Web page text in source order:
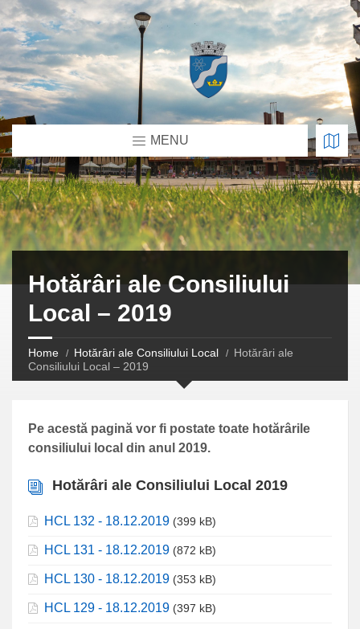
MENU
Hotărâri ale Consiliului
Local – 2019
Home Hotărâri ale Consiliului Local
Hotărâri ale
Consiliului Local – 2019
Pe acestă pagină vor fi postate toate hotărârile
consiliului local din anul 2019.
Hotărâri ale Consiliului Local 2019
HCL 132 - 18.12.2019 (399 kB)
HCL 131 - 18.12.2019 (872 kB)
HCL 130 - 18.12.2019 (353 kB)
HCL 129 - 18.12.2019 (397 kB)